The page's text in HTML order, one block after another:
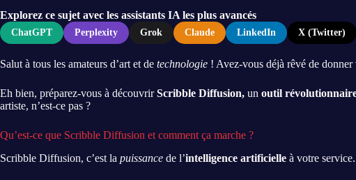
Explorez ce sujet avec les assistants IA les plus avancés
ChatGPT Perplexity Grok Claude LinkedIn X (Twitter)
Salut à tous les amateurs d’art et de technologie ! Avez-vous déjà rêvé de
Eh bien, préparez-vous à découvrirScribble Diffusion, un outil
artiste, n’est-ce pas ?
Qu’est-ce que Scribble Diffusion et comment ça marche ?
Scribble Diffusion, c’est la puissance de l’intelligence artificielle à votre